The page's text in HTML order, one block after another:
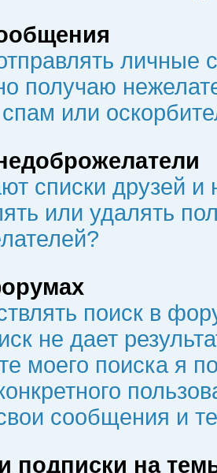
личные
получаю
или
списки друзей
или удалять
поиск в
не дает
моего поиска я
сообщения и
подписки на